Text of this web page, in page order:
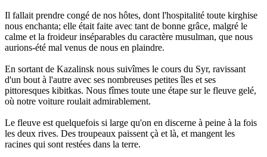
Il fallait prendre congé de nos hôtes, dont l'hospitalité toute kirghise
nous enchanta; elle était faite avec tant de bonne grâce, malgré le
calme et la froideur inséparables du caractère musulman, que nous
aurions-été mal venus de nous en plaindre.
En sortant de Kazalinsk nous suivîmes le cours du Syr, ravissant
d'un bout à l'autre avec ses nombreuses petites îles et ses
pittoresques kibitkas. Nous fîmes toute une étape sur le fleuve gelé,
où notre voiture roulait admirablement.
Le fleuve est quelquefois si large qu'on en discerne à peine à la fois
les deux rives. Des troupeaux paissent çà et là, et mangent les
racines qui sont restées dans la terre.